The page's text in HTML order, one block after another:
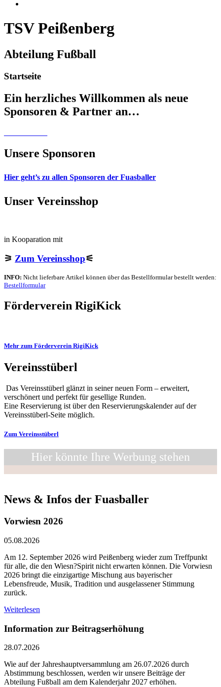
TSV Peißenberg
Abteilung Fußball
Startseite
Ein herzliches Willkommen als neue
Sponsoren & Partner an…
Unsere Sponsoren
Hier geht’s zu allen Sponsoren der Fuasballer
Unser Vereinsshop
in Kooparation mit
⚞ Zum Vereinsshop⚟
INFO: Nicht lieferbare Artikel können über das Bestellformular bestellt werden:
Bestellformular
Förderverein RigiKick
Mehr zum Förderverein RigiKick
Vereinsstüberl
Das Vereinsstüberl glänzt in seiner neuen Form – erweitert,
verschönert und perfekt für gesellige Runden.
Eine Reservierung ist über den Reservier­ungs­kalender auf der
Vereinsstüberl-Seite möglich.
Zum Vereinsstüberl
Hier könnte Ihre Werbung stehen
News & Infos der Fuasballer
Vorwiesn 2026
05.08.2026
Am 12. September 2026 wird Peißenberg wieder zum Treffpunkt
für alle, die den Wiesn?Spirit nicht erwarten können. Die Vorwiesn
2026 bringt die einzigartige Mischung aus bayerischer
Lebensfreude, Musik, Tradition und ausgelassener Stimmung
zurück.
Weiterlesen
Information zur Beitragserhöhung
28.07.2026
Wie auf der Jahreshauptversammlung am 26.07.2026 durch
Abstimmung beschlossen, werden wir unsere Beiträge der
Abteilung Fußball am dem Kalenderjahr 2027 erhöhen.